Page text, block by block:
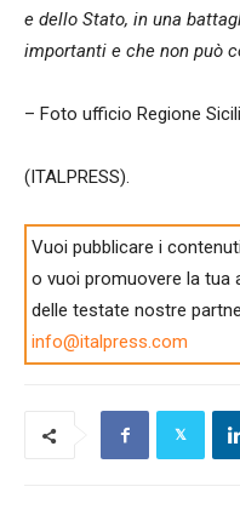
e dello Stato, in una
importanti e che non può
– Foto ufficio Regione
(ITALPRESS).
Vuoi pubblicare i
o vuoi promuovere la tua
delle testate nostre
info@italpress.com